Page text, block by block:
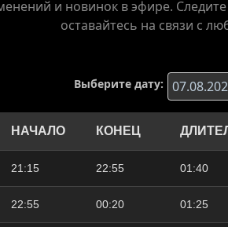
и новинок в эфире.
оставайтесь на связи с
Выберите дату:
НАЧАЛО КОНЕЦ
21:15 22:55 01:40
22:55 00:20 01:25